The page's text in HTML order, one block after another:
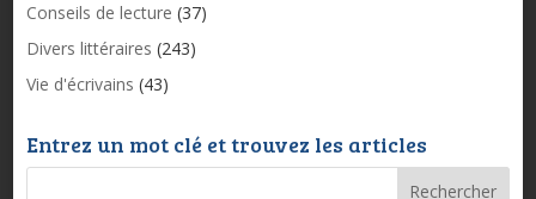
Conseils de lecture (37)
Divers littéraires (243)
Vie d'écrivains (43)
Entrez un mot clé et trouvez les articles